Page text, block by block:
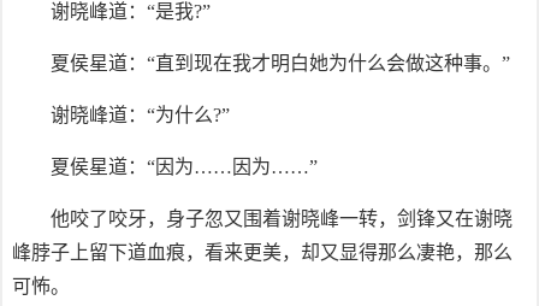
谢晓峰道：“是我?”
夏侯星道：“直到现在我才明白她为什么会做这种事。”
谢晓峰道：“为什么?”
夏侯星道：“因为……因为……”
他咬了咬牙，身子忽又围着谢晓峰一转，剑锋又在谢晓
峰脖子上留下道血痕，看来更美，却又显得那么凄艳，那么
可怖。